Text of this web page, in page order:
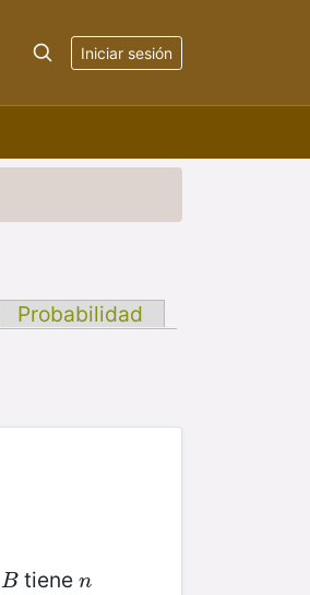
Iniciar sesión
Probabilidad
B
B tiene n
n